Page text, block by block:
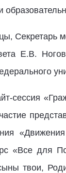
Секретарь
Е.В.
«Все
твои,